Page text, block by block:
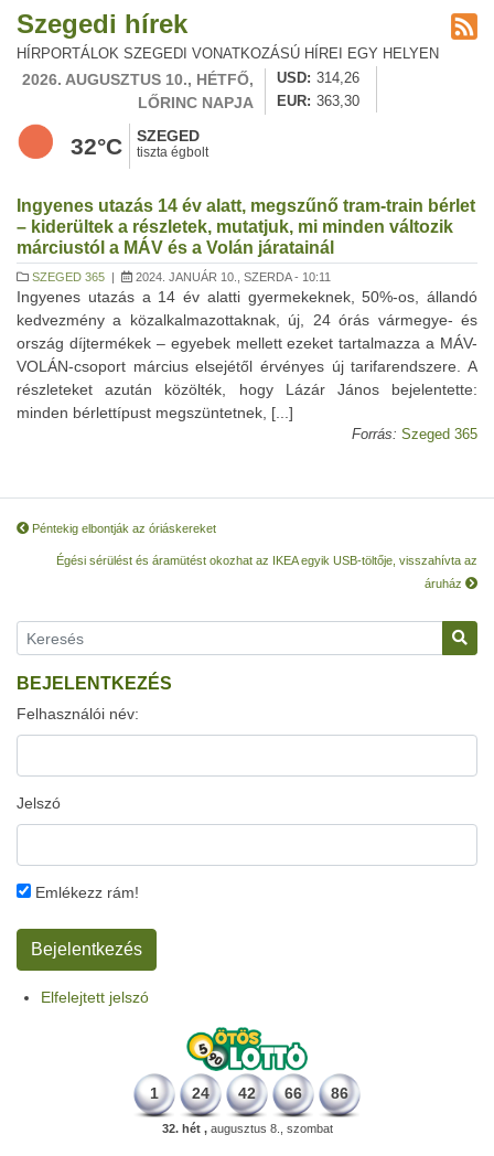
Szegedi hírek
HÍRPORTÁLOK SZEGEDI VONATKOZÁSÚ HÍREI EGY HELYEN
2026. AUGUSZTUS 10., HÉTFŐ,
LŐRINC NAPJA
USD
314,26
EUR
363,30
32°C SZEGED
tiszta égbolt
Ingyenes utazás 14 év alatt, megszűnő tram-train bérlet
– kiderültek a részletek, mutatjuk, mi minden változik
márciustól a MÁV és a Volán járatainál
SZEGED 365 | 2024. JANUÁR 10., SZERDA - 10:11
Ingyenes utazás a 14 év alatti gyermekeknek, 50%-os, állandó
kedvezmény a közalkalmazottaknak, új, 24 órás vármegye- és
ország díjtermékek – egyebek mellett ezeket tartalmazza a MÁV-
VOLÁN-csoport március elsejétől érvényes új tarifarendszere. A
részleteket azután közölték, hogy Lázár János bejelentette:
minden bérlettípust megszüntetnek, [...]
Forrás: Szeged 365
Péntekig elbontják az óriáskereket
Égési sérülést és áramütést okozhat az IKEA egyik USB-töltője, visszahívta az
áruház
BEJELENTKEZÉS
Felhasználói név:
Jelszó
Emlékezz rám!
Elfelejtett jelszó
1 24 42 66 86
32. hét ,augusztus 8., szombat